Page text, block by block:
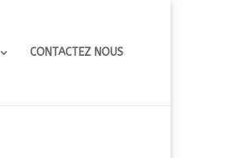
CONTACTEZ NOUS